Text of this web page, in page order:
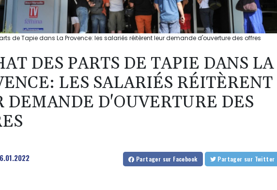
de Tapie dans La Provence: les salariés réitèrent leur demande d'ouverture des offres
DES PARTS DE TAPIE DANS LA
LES SALARIÉS RÉITÈRENT
DEMANDE D'OUVERTURE DES
Partager sur Facebook Partager sur Twitter